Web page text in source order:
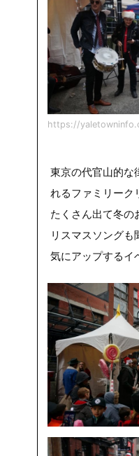
https://
東京の代官山的な
れるファミリーク
たくさん出て冬の
リスマスソング
気にアップするイ